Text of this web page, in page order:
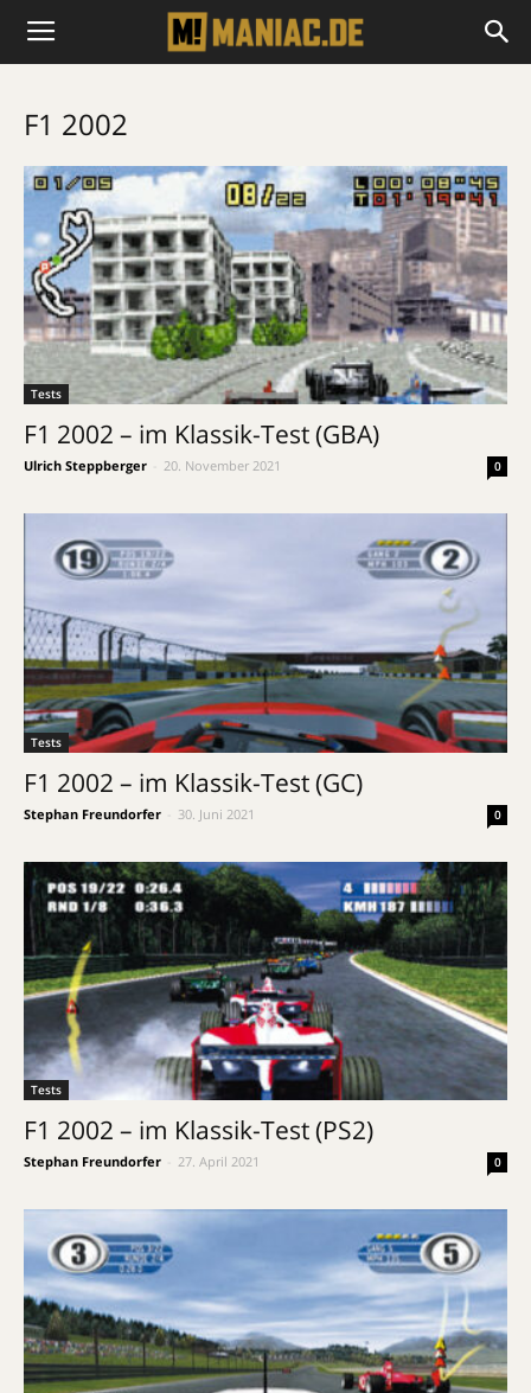
F1 2002
Tests
F1 2002 – im Klassik-Test (GBA)
Ulrich Steppberger 20. November 2021 0
Tests
F1 2002 – im Klassik-Test (GC)
Stephan Freundorfer 30. Juni 2021 0
Tests
F1 2002 – im Klassik-Test (PS2)
Stephan Freundorfer 27. April 2021 0